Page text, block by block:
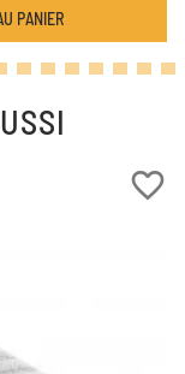
PANIER
favorite_border